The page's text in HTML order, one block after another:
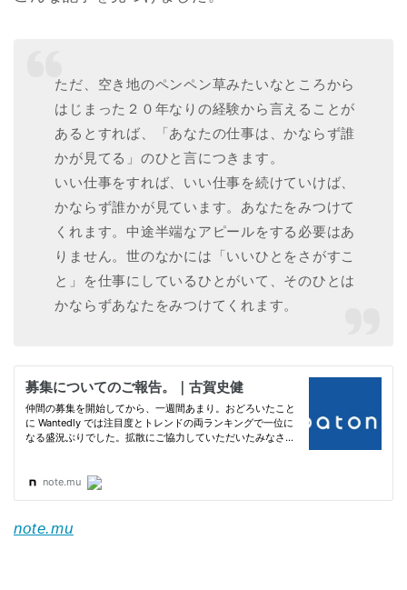
ただ、空き地のペンペン草みたいなところから
はじまった２０年なりの経験から言えることが
あるとすれば、「あなたの仕事は、かならず誰
かが見てる」のひと言につきます。
いい仕事をすれば、いい仕事を続けていけば、
かならず誰かが見ています。あなたをみつけて
くれます。中途半端なアピールをする必要はあ
りません。世のなかには「いいひとをさがすこ
と」を仕事にしているひとがいて、そのひとは
かならずあなたをみつけてくれます。
note.mu